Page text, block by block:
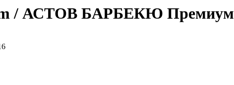
/ АСТОВ БАРБЕКЮ Премиум